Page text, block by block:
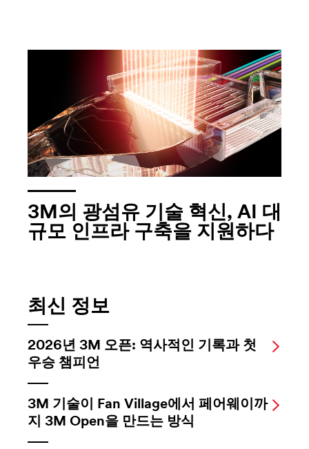
3M의 광섬유 기술 혁신, AI 대
규모 인프라 구축을 지원하다
최신 정보
2026년 3M 오픈: 역사적인 기록과 첫
우승 챔피언
3M 기술이 Fan Village에서 페어웨이까
지 3M Open을 만드는 방식